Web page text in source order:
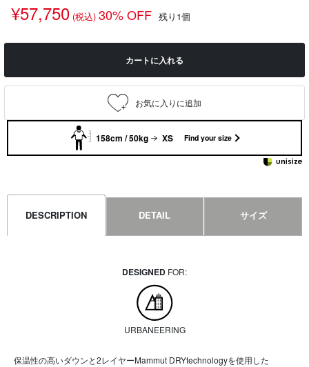
¥57,750 (税込) 30% OFF 残り1個
カートに入れる
158cm / 50kg XS Find your size
DESCRIPTION DETAIL サイズ
DESIGNED FOR:
URBANEERING
保温性の高いダウンと2レイヤーMammut DRYtechnologyを使用した